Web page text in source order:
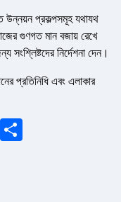
উন্নয়ন প্রকল্পসমূহ যথাযথ
গুণগত মান বজায় রেখে
সংশ্লিষ্টদের নির্দেশনা দেন।
প্রতিনিধি এবং এলাকার
Email